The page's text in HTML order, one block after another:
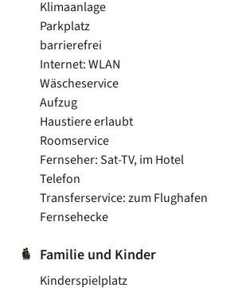
Klimaanlage
Parkplatz
barrierefrei
Internet: WLAN
Wäscheservice
Aufzug
Haustiere erlaubt
Roomservice
Fernseher: Sat-TV, im Hotel
Telefon
Transferservice: zum Flughafen
Fernsehecke
Familie und Kinder
Kinderspielplatz